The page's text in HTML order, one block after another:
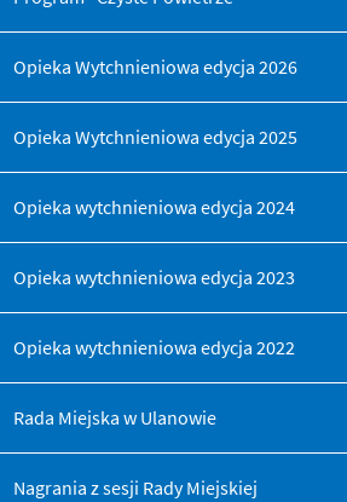
Menu dodatkowe
Opieka Wytchnieniowa edycja 2026
Opieka Wytchnieniowa edycja 2025
Opieka wytchnieniowa edycja 2024
Opieka wytchnieniowa edycja 2023
Opieka wytchnieniowa edycja 2022
Rada Miejska w Ulanowie
Nagrania z sesji Rady Miejskiej